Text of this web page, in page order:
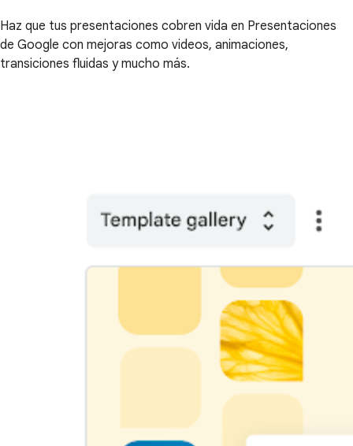
Haz que tus presentaciones cobren vida en Presentaciones
de Google con mejoras como videos, animaciones,
transiciones fluidas y mucho más.